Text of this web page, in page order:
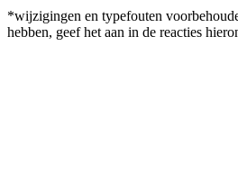
*wijzigingen en typefouten
hebben, geef het aan in de reacties